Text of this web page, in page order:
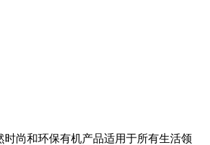
时尚和环保有机产品适用于所有生活领